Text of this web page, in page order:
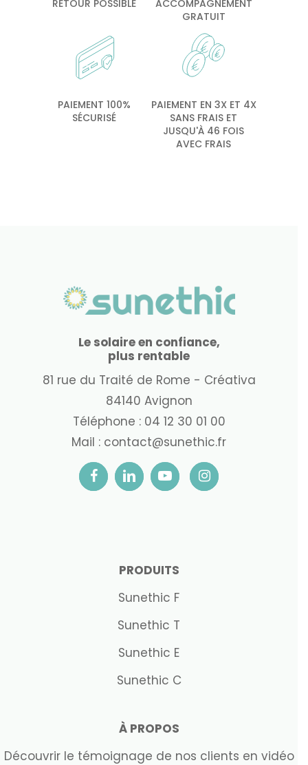
RETOUR POSSIBLE
ACCOMPAGNEMENT
GRATUIT
PAIEMENT 100%
SÉCURISÉ
PAIEMENT EN 3X ET 4X
SANS FRAIS ET
JUSQU'À 46 FOIS
AVEC FRAIS
Le solaire en confiance,
plus rentable
81 rue du Traité de Rome - Créativa
84140 Avignon
Téléphone : 04 12 30 01 00
Mail : contact@sunethic.fr
PRODUITS
Sunethic F
Sunethic T
Sunethic E
Sunethic C
À PROPOS
Découvrir le témoignage de nos clients en vidéo